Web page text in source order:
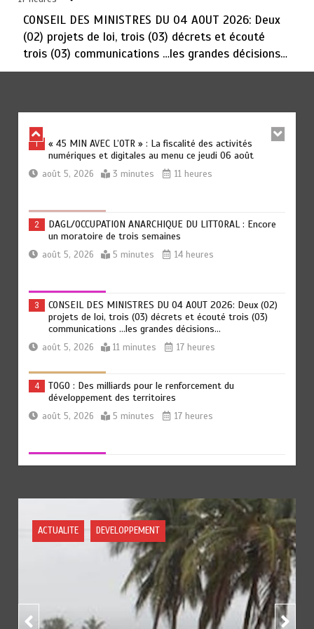
CONSEIL DES MINISTRES DU 04 AOUT 2026: Deux
(02) projets de loi, trois (03) décrets et écouté
trois (03) communications …les grandes décisions…
FORUM OUEST-AFRICAIN SUR LE LEADERSHIP
POLITIQUE DES FEMMES : La question de la parité
1
« 45 MIN AVEC L’OTR » : La fiscalité des activités
numériques et digitales au menu ce jeudi 06 août
août 5, 2026 3 minutes 11 heures
2
DAGL/OCCUPATION ANARCHIQUE DU LITTORAL : Encore
un moratoire de trois semaines
août 5, 2026 5 minutes 14 heures
3
CONSEIL DES MINISTRES DU 04 AOUT 2026: Deux (02)
projets de loi, trois (03) décrets et écouté trois (03)
communications …les grandes décisions…
août 5, 2026 11 minutes 17 heures
4
TOGO : Des milliards pour le renforcement du
développement des territoires
août 5, 2026 5 minutes 17 heures
5
PROMOTION DU GENRE : Le Comité GES_PI de la
août 5, 2026 3 minutes 18 heures
FORUM OUEST-AFRICAIN SUR LE LEADERSHIP
POLITIQUE DES FEMMES : La question de la parité
hommes-femmes au menu des échanges à Abuja
5 minutes 18 heures
DEVELOPPEMENT